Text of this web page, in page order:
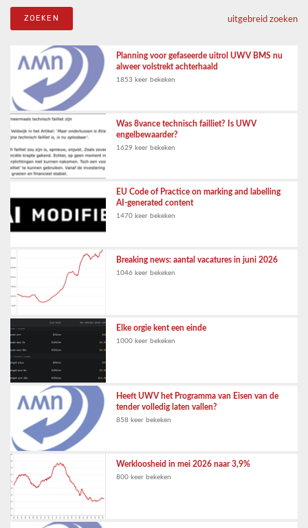
uitgebreid zoeken
Planning voor gefaseerde uitrol UWV BMS nu
alweer volstrekt achterhaald
1853 keer bekeken
Was 8vance technisch failliet? Is UWV
engelbewaarder?
1629 keer bekeken
EU Code of Practice on marking and labelling
AI-generated content
1470 keer bekeken
Breaking news: aantal vacatures in juni 2026
1046 keer bekeken
Elke orgie kent een einde
1000 keer bekeken
Heeft UWV het Programma van Eisen van de
tender volledig laten vallen?
858 keer bekeken
Werkloosheid in mei 2026 naar 3,9%
800 keer bekeken